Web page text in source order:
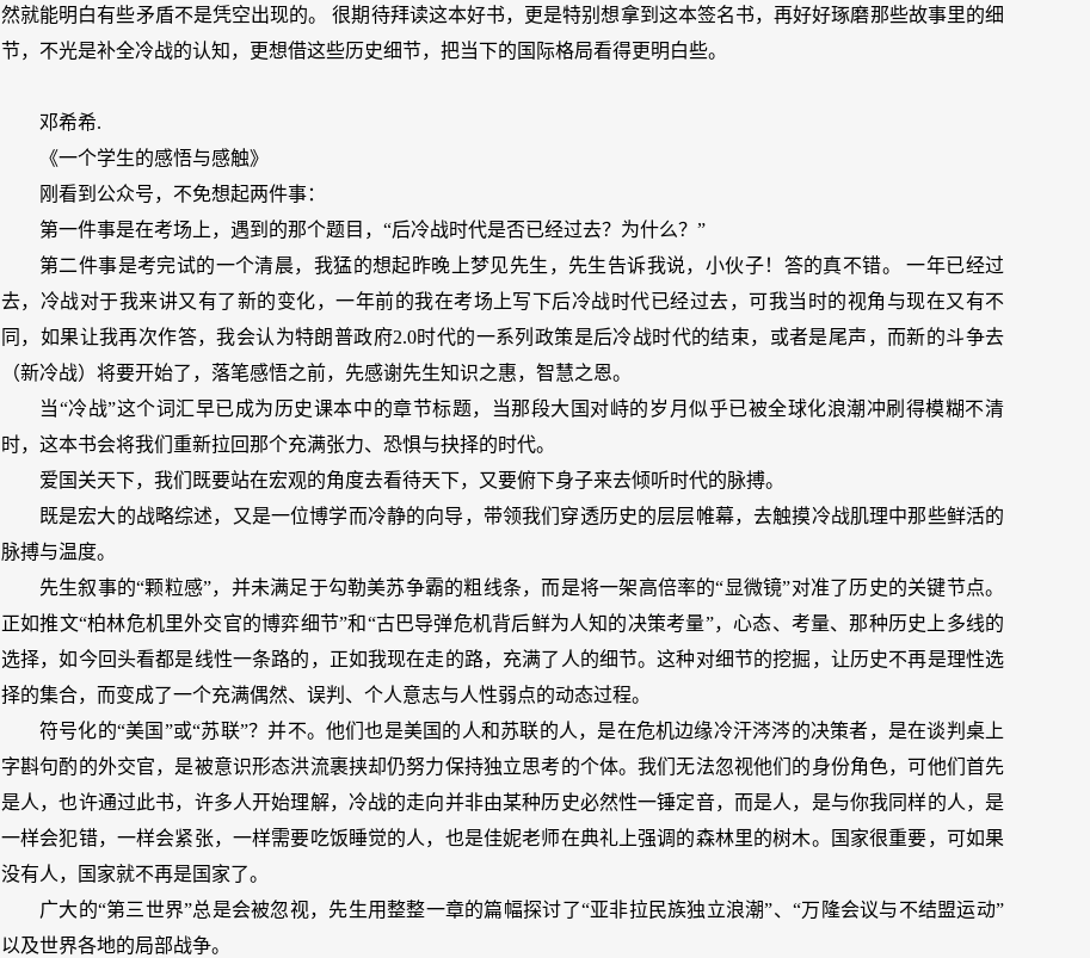
然就能明白有些矛盾不是凭空出现的。 很期待拜读这本好书，更是特别想拿到这本签名书，再好好琢磨那些故事里的细
节，不光是补全冷战的认知，更想借这些历史细节，把当下的国际格局看得更明白些。
邓希希.
《一个学生的感悟与感触》
刚看到公众号，不免想起两件事：
第一件事是在考场上，遇到的那个题目，“后冷战时代是否已经过去？为什么？”
第二件事是考完试的一个清晨，我猛的想起昨晚上梦见先生，先生告诉我说，小伙子！答的真不错。 一年已经过
去，冷战对于我来讲又有了新的变化，一年前的我在考场上写下后冷战时代已经过去，可我当时的视角与现在又有不
同，如果让我再次作答，我会认为特朗普政府2.0时代的一系列政策是后冷战时代的结束，或者是尾声，而新的斗争去
（新冷战）将要开始了，落笔感悟之前，先感谢先生知识之惠，智慧之恩。
当“冷战”这个词汇早已成为历史课本中的章节标题，当那段大国对峙的岁月似乎已被全球化浪潮冲刷得模糊不清
时，这本书会将我们重新拉回那个充满张力、恐惧与抉择的时代。
爱国关天下，我们既要站在宏观的角度去看待天下，又要俯下身子来去倾听时代的脉搏。
既是宏大的战略综述，又是一位博学而冷静的向导，带领我们穿透历史的层层帷幕，去触摸冷战肌理中那些鲜活的
脉搏与温度。
先生叙事的“颗粒感”，并未满足于勾勒美苏争霸的粗线条，而是将一架高倍率的“显微镜”对准了历史的关键节点。
正如推文“柏林危机里外交官的博弈细节”和“古巴导弹危机背后鲜为人知的决策考量”，心态、考量、那种历史上多线的
选择，如今回头看都是线性一条路的，正如我现在走的路，充满了人的细节。这种对细节的挖掘，让历史不再是理性选
择的集合，而变成了一个充满偶然、误判、个人意志与人性弱点的动态过程。
符号化的“美国”或“苏联”？并不。他们也是美国的人和苏联的人，是在危机边缘冷汗涔涔的决策者，是在谈判桌上
字斟句酌的外交官，是被意识形态洪流裹挟却仍努力保持独立思考的个体。我们无法忽视他们的身份角色，可他们首先
是人，也许通过此书，许多人开始理解，冷战的走向并非由某种历史必然性一锤定音，而是人，是与你我同样的人，是
一样会犯错，一样会紧张，一样需要吃饭睡觉的人，也是佳妮老师在典礼上强调的森林里的树木。国家很重要，可如果
没有人，国家就不再是国家了。
广大的“第三世界”总是会被忽视，先生用整整一章的篇幅探讨了“亚非拉民族独立浪潮”、“万隆会议与不结盟运动”
以及世界各地的局部战争。